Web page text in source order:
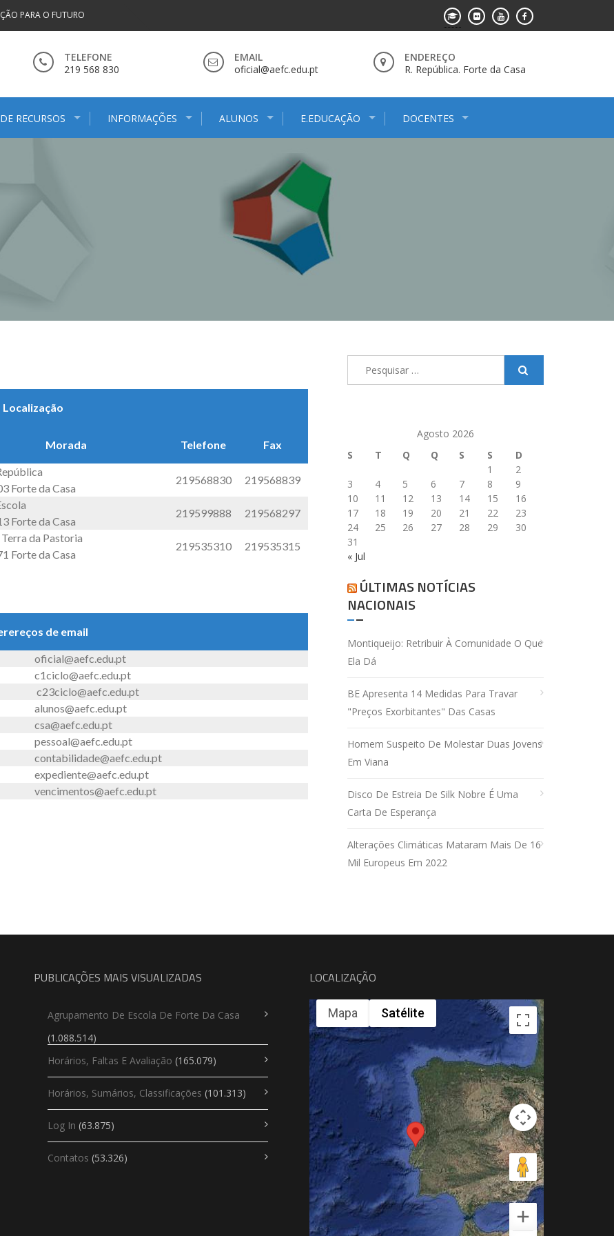
PARA O FUTURO
TELEFONE
219 568 830
EMAIL
oficial@aefc.edu.pt
ENDEREÇO
R. República. Forte da Casa
RECURSOS INFORMAÇÕES ALUNOS E.EDUCAÇÃO DOCENTES
Localização
Morada Telefone Fax
Forte da Casa
219568830
219568839
Forte da Casa
219599888
219568297
da Pastoria
Forte da Casa
219535310 219535315
de email
oficial@aefc.edu.pt
c1ciclo@aefc.edu.pt
c23ciclo@aefc.edu.pt
alunos@aefc.edu.pt
csa@aefc.edu.pt
pessoal@aefc.edu.pt
contabilidade@aefc.edu.pt
expediente@aefc.edu.pt
vencimentos@aefc.edu.pt
Agosto 2026
S
T Q Q S S D
« Jul
1
2
3
4 5 6 7 8
9
10
11 12 13 14 15
16
17
18 19 20 21 22
23
24
25 26 27 28 29
30
31
ÚLTIMAS NOTÍCIAS
NACIONAIS
Montiqueijo: Retribuir À Comunidade O Que
Ela Dá
BE Apresenta 14 Medidas Para Travar
"preços Exorbitantes" Das Casas
Homem Suspeito De Molestar Duas Jovens
Em Viana
Disco De Estreia De Silk Nobre É Uma
Carta De Esperança
Alterações Climáticas Mataram Mais De 16
Mil Europeus Em 2022
PUBLICAÇÕES MAIS VISUALIZADAS
Agrupamento De Escola De Forte Da Casa
(1.088.514)
Horários, Faltas E Avaliação (165.079)
Horários, Sumários, Classificações (101.313)
Log In (63.875)
Contatos (53.326)
LOCALIZAÇÃO
Mapa Satélite